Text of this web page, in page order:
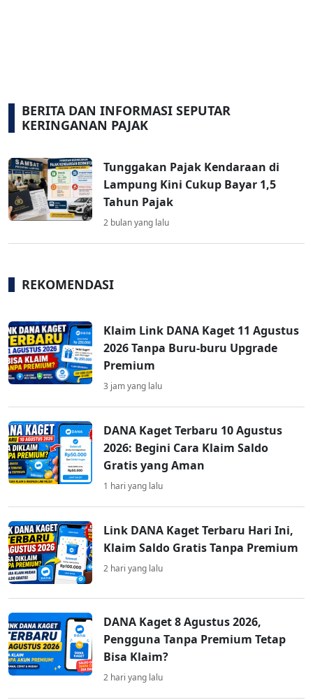
BERITA DAN INFORMASI SEPUTAR
KERINGANAN PAJAK
Tunggakan Pajak Kendaraan di
Lampung Kini Cukup Bayar 1,5
Tahun Pajak
2 bulan yang lalu
REKOMENDASI
Klaim Link DANA Kaget 11 Agustus
2026 Tanpa Buru-buru Upgrade
Premium
3 jam yang lalu
DANA Kaget Terbaru 10 Agustus
2026: Begini Cara Klaim Saldo
Gratis yang Aman
1 hari yang lalu
Link DANA Kaget Terbaru Hari Ini,
Klaim Saldo Gratis Tanpa Premium
2 hari yang lalu
DANA Kaget 8 Agustus 2026,
Pengguna Tanpa Premium Tetap
Bisa Klaim?
2 hari yang lalu